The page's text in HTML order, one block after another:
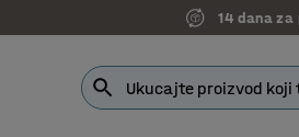
14 dana za